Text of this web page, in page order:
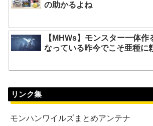
の助かるよね
【MHWs】モンスター一体作
なっている昨今でこそ亜種に
リンク集
モンハンワイルズまとめアンテナ